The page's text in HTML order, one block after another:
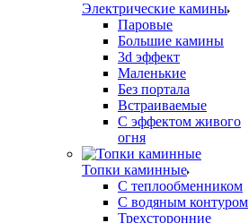
Электрические камины
Паровые
Большие камины
3d эффект
Маленькие
Без портала
Встраиваемые
С эффектом живого
огня
Топки каминные
С теплообменником
С водяным контуром
Трехсторонние